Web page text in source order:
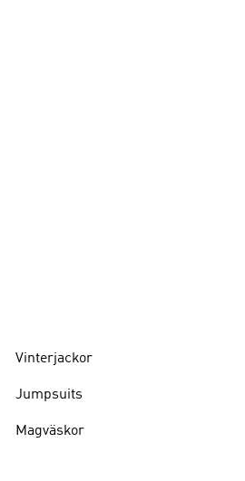
Vinterjackor
Jumpsuits
Magväskor